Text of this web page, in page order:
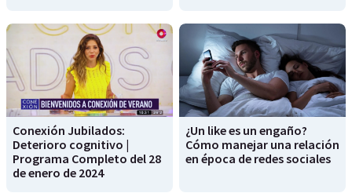
Conexión Jubilados:
Deterioro cognitivo |
Programa Completo del 28
de enero de 2024
¿Un like es un engaño?
Cómo manejar una relación
en época de redes sociales